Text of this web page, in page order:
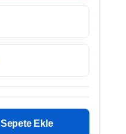
Sepete Ekle